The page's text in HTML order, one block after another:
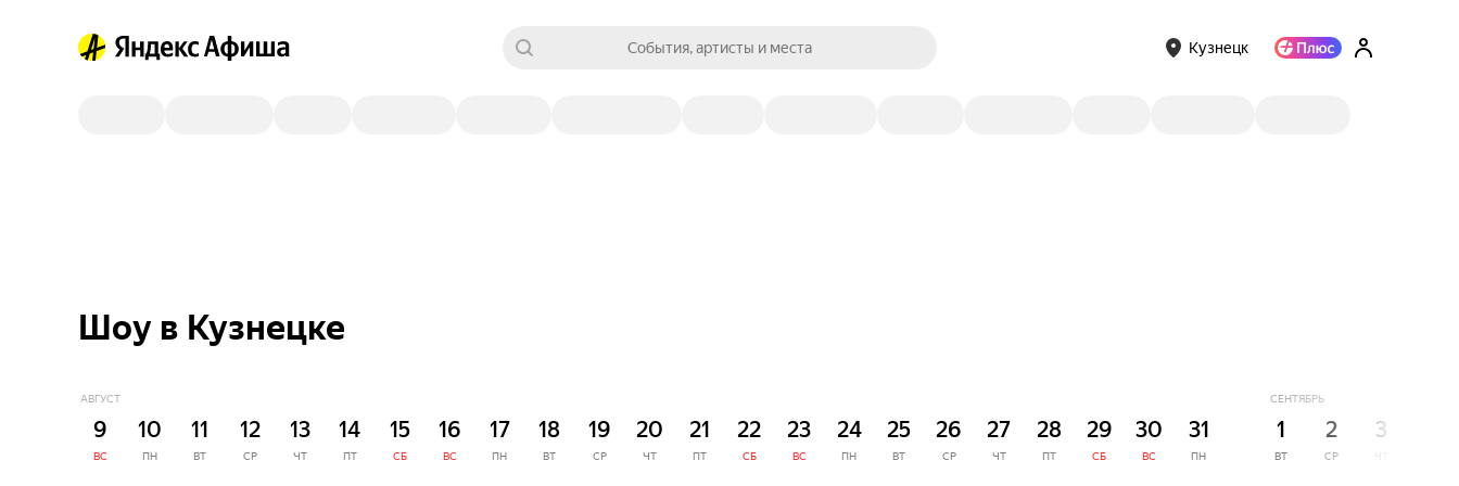
События, артисты и места Кузнецк
Шоу в Кузнецке
АВГУСТ
9
ВС
10
ПН
11
ВТ
12
СР
13
ЧТ
14
ПТ
15
СБ
16
ВС
17
ПН
18
ВТ
19
СР
20
ЧТ
21
ПТ
22
СБ
23
ВС
24
ПН
25
ВТ
26
СР
27
ЧТ
28
ПТ
29
СБ
30
ВС
31
ПН
СЕНТЯБРЬ
1
ВТ
2
СР
3